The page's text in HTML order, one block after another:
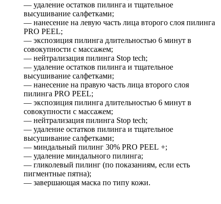
— удаление остатков пилинга и тщательное
высушивание салфетками;
— нанесение на левую часть лица второго слоя пилинга
PRO PEEL;
— экспозиция пилинга длительностью 6 минут в
совокупности с массажем;
— нейтрализация пилинга Stop tech;
— удаление остатков пилинга и тщательное
высушивание салфетками;
— нанесение на правую часть лица второго слоя
пилинга PRO PEEL;
— экспозиция пилинга длительностью 6 минут в
совокупности с массажем;
— нейтрализация пилинга Stop tech;
— удаление остатков пилинга и тщательное
высушивание салфетками;
— миндальный пилинг 30% PRO PEEL +;
— удаление миндального пилинга;
— гликолевый пилинг (по показаниям, если есть
пигментные пятна);
— завершающая маска по типу кожи.